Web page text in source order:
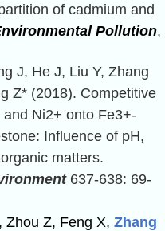
of cadmium and
Pollution,
J, He J, Liu Y, Zhang
Z* (2018). Competitive
Ni2+ onto Fe3+-
Influence of pH,
matters.
637-638: 69-
Zhou Z, Feng X, Zhang